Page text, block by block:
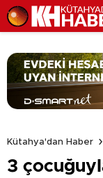
Kütahya'dan Haber
3